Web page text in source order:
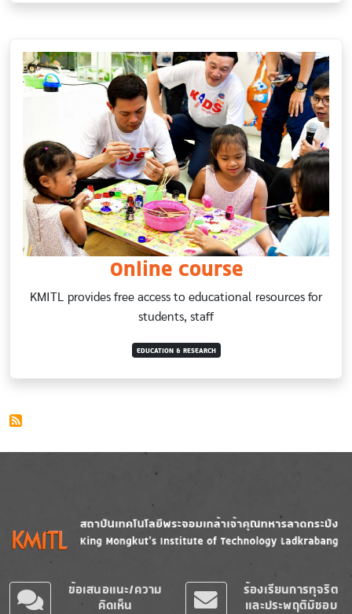
Online course
KMITL provides free access to educational resources for
students, staff
EDUCATION & RESEARCH
Image
ข้อเสนอแนะ/ความ
คิดเห็น
ร้องเรียนการทุจริต
และประพฤติมิชอบ